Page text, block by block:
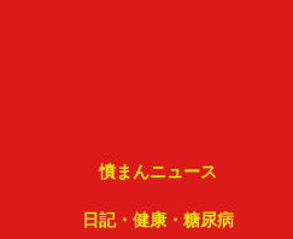
憤まんニュース
日記・健康・糖尿病